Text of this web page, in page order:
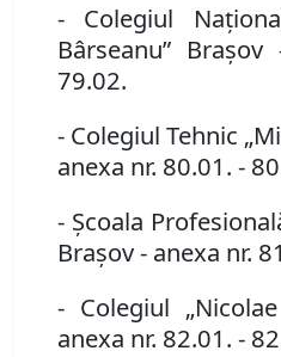
- Colegiul
Bârseanu” Braşov
79.02.
- Colegiul Tehnic
anexa nr. 80.01. -
- Şcoala
Braşov- anexa nr.
- Colegiul
anexa nr. 82.01. -